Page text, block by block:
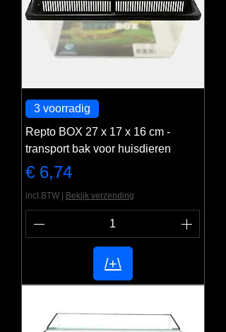
3 voorradig
Repto BOX 27 x 17 x 16 cm -
transport bak voor huisdieren
Prijs
€ 6,74
incl.BTW Bekijk verzending
/+\